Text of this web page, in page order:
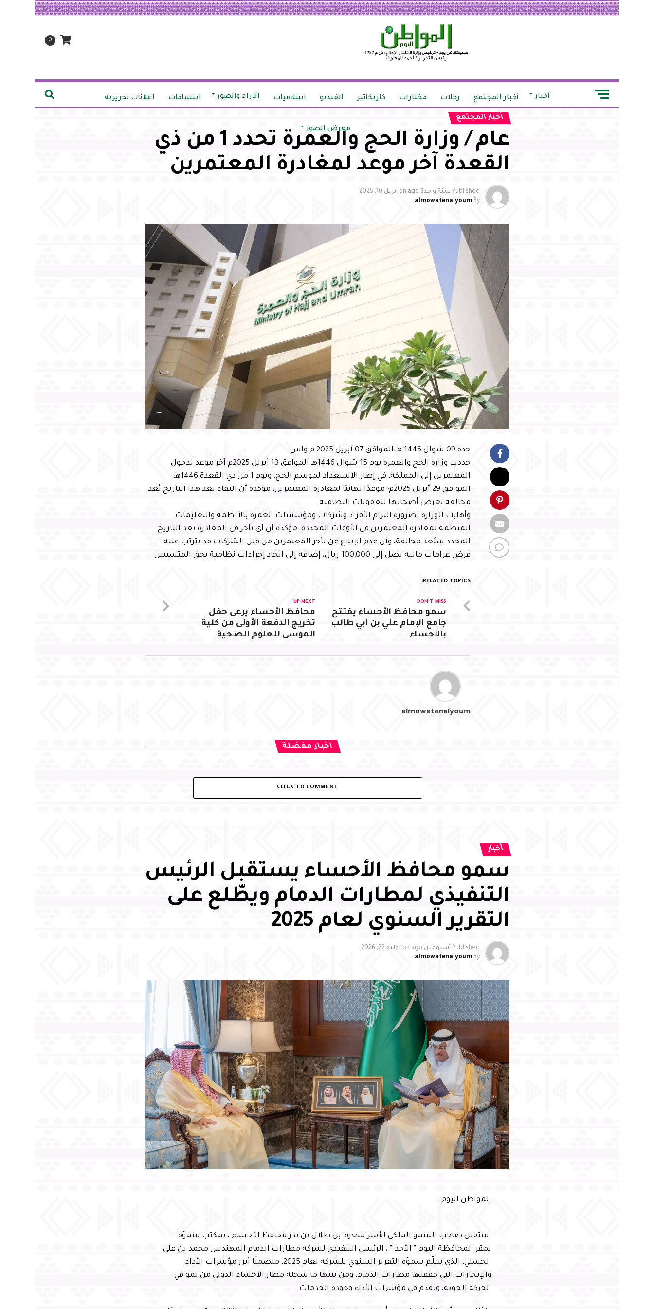
0
أخبار أخبار المجتمع رحلات مختارات كاريكاتير الفيديو اسلاميات الآراء والصور ابتسامات اعلانات تحريريه
معرض الصور
أخبار المجتمع
عام / وزارة الحج والعمرة تحدد 1 من ذي
القعدة آخر موعد لمغادرة المعتمرين
Published سنة واحدة ago on أبريل 10, 2025
By
almowatenalyoum
جدة 09 شوال 1446 هـ الموافق 07 أبريل 2025 م واس
حددت وزارة الحج والعمرة يوم 15 شوال 1446هـ الموافق 13 أبريل 2025م آخر موعد لدخول
المعتمرين إلى المملكة، في إطار الاستعداد لموسم الحج، ويوم 1 من ذي القعدة 1446هـ
الموافق 29 أبريل 2025م؛ موعدًا نهائيًا لمغادرة المعتمرين، مؤكدة أن البقاء بعد هذا التاريخ يُعد
مخالفة تعرض أصحابها للعقوبات النظامية.
وأهابت الوزارة بضرورة التزام الأفراد وشركات ومؤسسات العمرة بالأنظمة والتعليمات
المنظمة لمغادرة المعتمرين في الأوقات المحددة، مؤكدة أن أي تأخر في المغادرة بعد التاريخ
المحدد سيُعد مخالفة، وأن عدم الإبلاغ عن تأخر المعتمرين من قبل الشركات قد يترتب عليه
فرض غرامات مالية تصل إلى 100,000 ريال، إضافة إلى اتخاذ إجراءات نظامية بحق المتسببين.
RELATED TOPICS:
UP NEXT
محافظ الأحساء يرعى حفل
تخريج الدفعة الأولى من كلية
الموسى للعلوم الصحية
DON'T MISS
سمو محافظ الأحساء يفتتح
جامع الإمام علي بن أبي طالب
بالأحساء
almowatenalyoum
اخبار مفضلة
CLICK TO COMMENT
أخبار
سمو محافظ الأحساء يستقبل الرئيس
التنفيذي لمطارات الدمام ويطّلع على
التقرير السنوي لعام 2025
Published أسبوعين ago on يوليو 22, 2026
By
almowatenalyoum
المواطن اليوم :
استقبل صاحب السمو الملكي الأمير سعود بن طلال بن بدر محافظ الأحساء ، بمكتب سموّه
بمقر المحافظة اليوم ” الأحد ” ، الرئيس التنفيذي لشركة مطارات الدمام المهندس محمد بن علي
الحسني، الذي سلّم سموّه التقرير السنوي للشركة لعام 2025، متضمنًا أبرز مؤشرات الأداء
والإنجازات التي حققتها مطارات الدمام، ومن بينها ما سجله مطار الأحساء الدولي من نمو في
الحركة الجوية، وتقدم في مؤشرات الأداء وجودة الخدمات